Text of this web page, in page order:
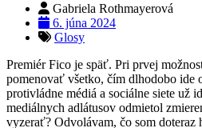
Gabriela Rothmayerová
6. júna 2024
Glosy
Premiér Fico je späť. Pri prvej
pomenovať všetko, čím dlhodobo ide
protivládne médiá a sociálne siete už
mediálnych adlátusov odmietol
vyzerať? Odvolávam, čo som doteraz